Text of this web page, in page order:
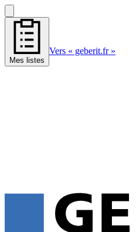
Mes listes
Vers « geberit.fr »